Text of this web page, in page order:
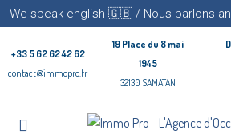
We speak english 🇬🇧 / Nous parlons
+33 5 62 62 42 62
contact@immopro.fr
19 Place du 8 mai
1945
32130 SAMATAN